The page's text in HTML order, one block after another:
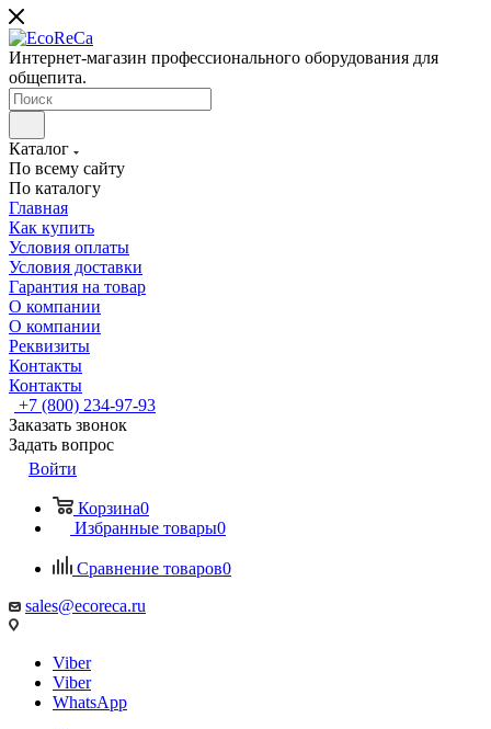
Интернет-магазин профессионального оборудования для
общепита.
Каталог
По всему сайту
По каталогу
Главная
Как купить
Условия оплаты
Условия доставки
Гарантия на товар
О компании
О компании
Реквизиты
Контакты
Контакты
+7 (800) 234-97-93
Заказать звонок
Задать вопрос
Войти
Корзина0
Избранные товары0
Сравнение товаров0
sales@ecoreca.ru
Viber
Viber
WhatsApp